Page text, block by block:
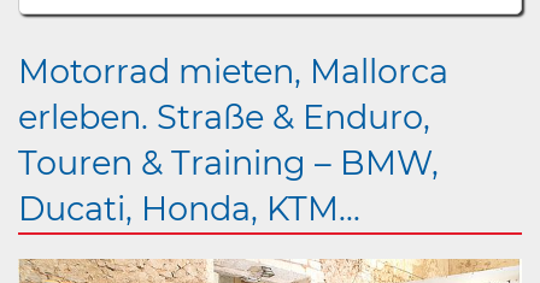
Motorrad mieten, Mallorca
erleben. Straße & Enduro,
Touren & Training – BMW,
Ducati, Honda, KTM...